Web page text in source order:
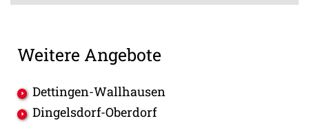
Weitere Angebote
Dettingen-Wallhausen
Dingelsdorf-Oberdorf